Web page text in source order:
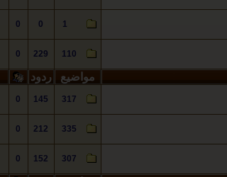
1
0
0
110
229
0
مواضيع ردود
317
145
0
335
212
0
307
152
0